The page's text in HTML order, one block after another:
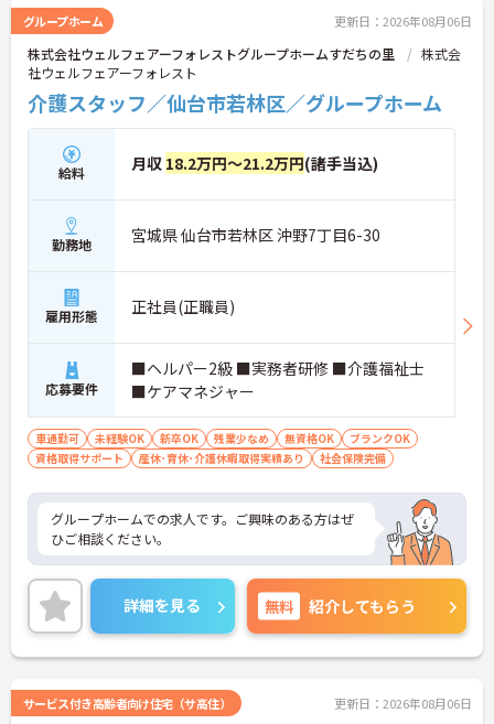
グループホーム 更新日：2026年08月06日
株式会社ウェルフェアーフォレストグループホームすだちの里
株式会
社ウェルフェアーフォレスト
介護スタッフ／仙台市若林区／グループホーム
給料 月収 18.2万円～21.2万円(諸手当込)
勤務地 宮城県 仙台市若林区 沖野7丁目6-30
雇用形態 正社員(正職員)
応募要件
■ヘルパー2級 ■実務者研修 ■介護福祉士
■ケアマネジャー
車通勤可 未経験OK 新卒OK 残業少なめ 無資格OK
ブランクOK
資格取得サポート
産休･育休･介護休暇取得実績あり 社会保険完備
グループホームでの求人です。ご興味のある方はぜ
ひご相談ください。
詳細を見る 無料 紹介してもらう
サービス付き高齢者向け住宅（サ高住） 更新日：2026年08月06日